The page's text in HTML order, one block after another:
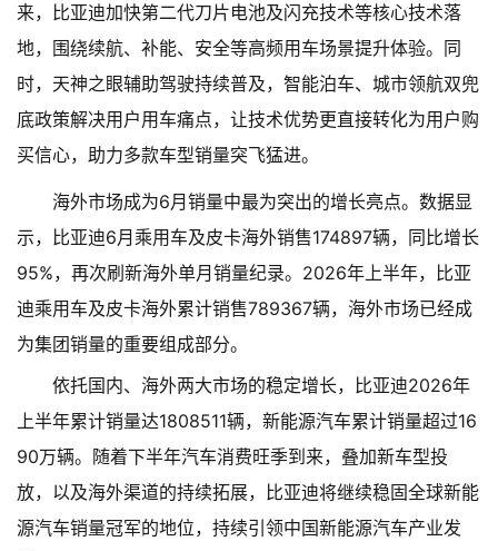
来，比亚迪加快第二代刀片电池及闪充技术等核心技术落
地，围绕续航、补能、安全等高频用车场景提升体验。同
时，天神之眼辅助驾驶持续普及，智能泊车、城市领航双兜
底政策解决用户用车痛点，让技术优势更直接转化为用户购
买信心，助力多款车型销量突飞猛进。
海外市场成为6月销量中最为突出的增长亮点。数据显
示，比亚迪6月乘用车及皮卡海外销售174897辆，同比增长
95%，再次刷新海外单月销量纪录。2026年上半年，比亚
迪乘用车及皮卡海外累计销售789367辆，海外市场已经成
为集团销量的重要组成部分。
依托国内、海外两大市场的稳定增长，比亚迪2026年
上半年累计销量达1808511辆，新能源汽车累计销量超过16
90万辆。随着下半年汽车消费旺季到来，叠加新车型投
放，以及海外渠道的持续拓展，比亚迪将继续稳固全球新能
源汽车销量冠军的地位，持续引领中国新能源汽车产业发